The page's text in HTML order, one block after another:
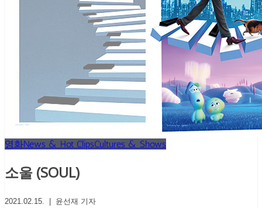
영화News & Hot ClipsCultures & Shows
소울 (SOUL)
2021.02.15. | 윤선재 기자